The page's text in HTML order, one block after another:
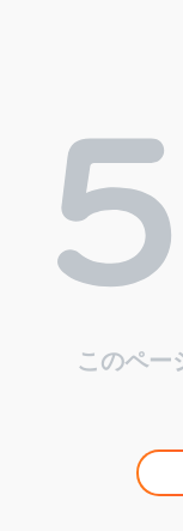
このペー